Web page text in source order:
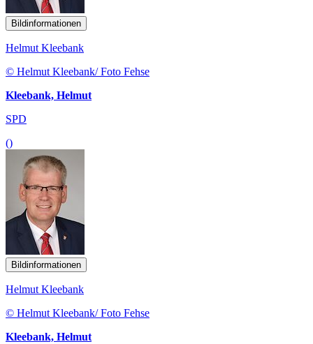
Bildinformationen
Helmut Kleebank
© Helmut Kleebank/ Foto Fehse
Kleebank, Helmut
SPD
()
Bildinformationen
Helmut Kleebank
© Helmut Kleebank/ Foto Fehse
Kleebank, Helmut